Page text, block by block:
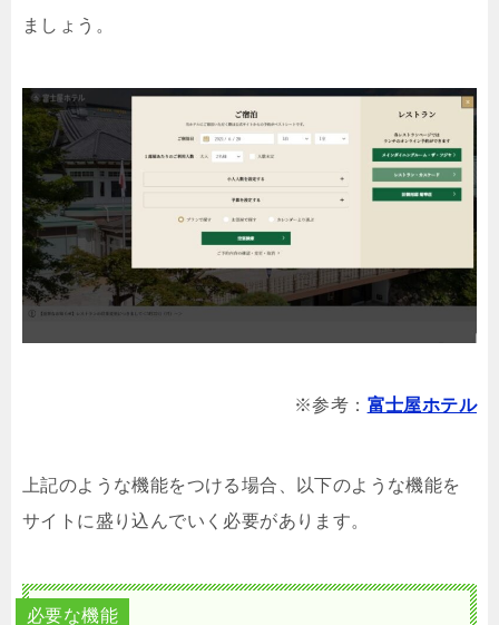
ましょう。
※参考： 富士屋ホテル
上記のような機能をつける場合、以下のような機能を
サイトに盛り込んでいく必要があります。
必要な機能